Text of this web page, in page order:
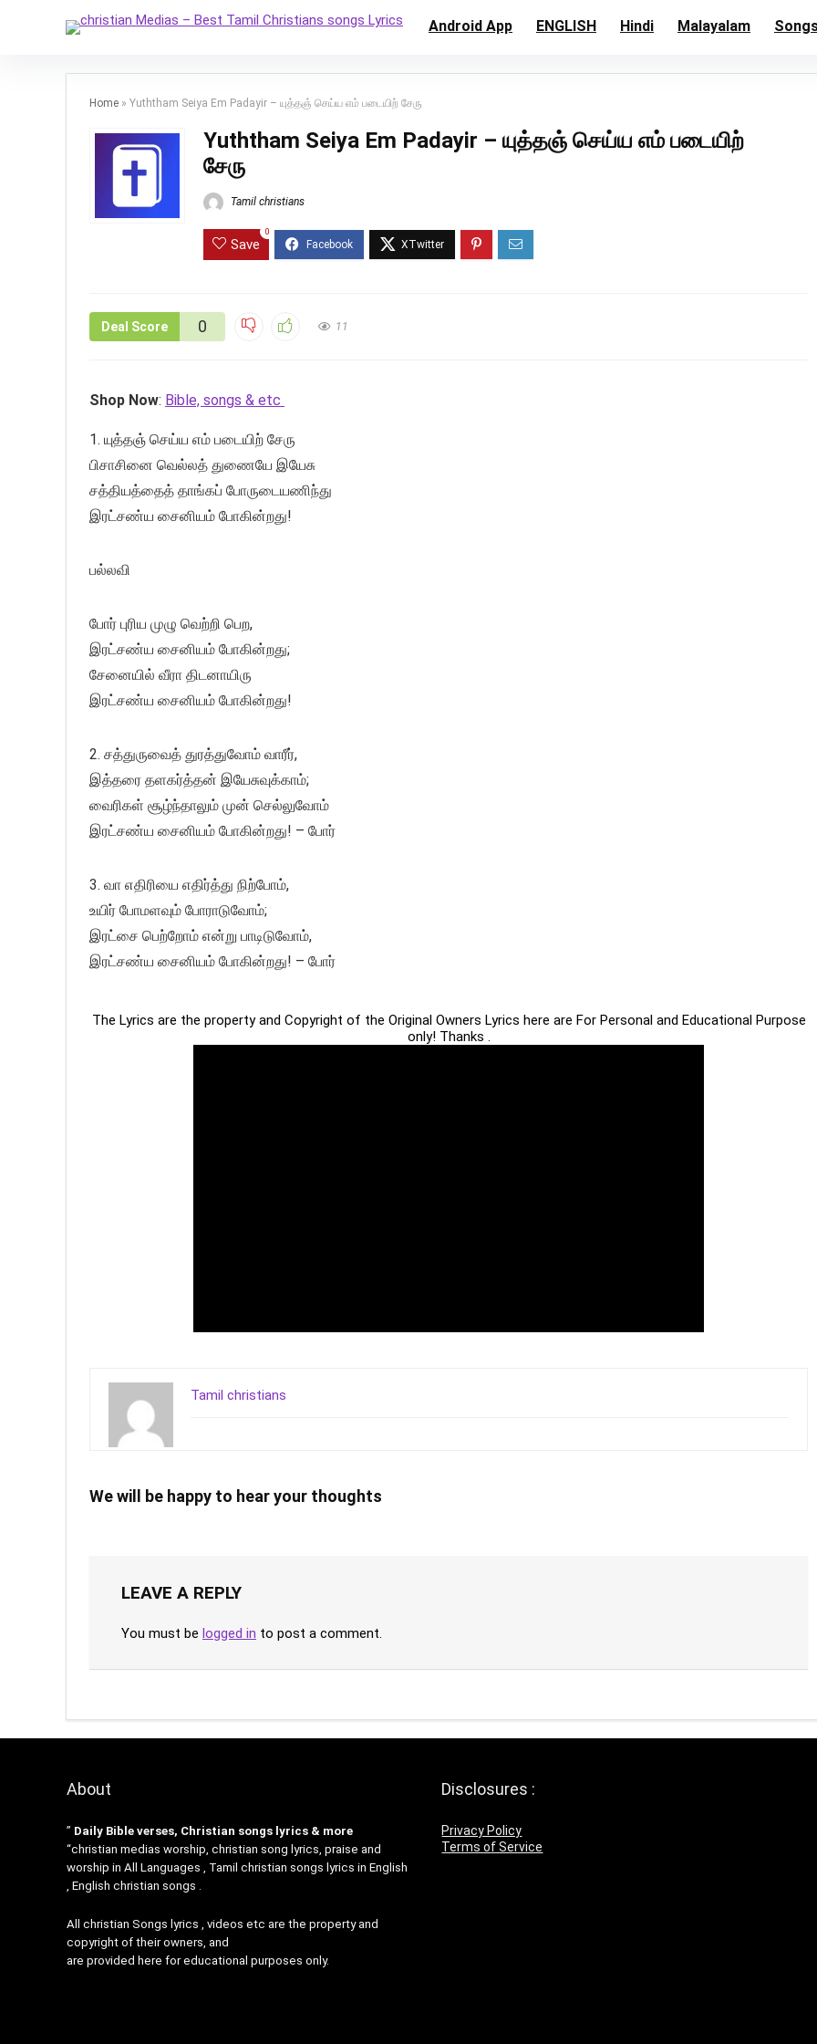
Android App ENGLISH Hindi Malayalam
Home » Yuththam Seiya Em Padayir – யுத்தஞ் செய்ய எம் படையிற் சேரு
Yuththam Seiya Em Padayir – யுத்தஞ் செய்ய எம் படையிற்
சேரு
Tamil christians
Save
0
Deal Score 0 11
Shop Now: Bible, songs & etc
1. யுத்தஞ் செய்ய எம் படையிற் சேரு
பிசாசினை வெல்லத் துணையே இயேசு
சத்தியத்தைத் தாங்கப் போருடையணிந்து
இரட்சண்ய சைனியம் போகின்றது!
பல்லவி
போர் புரிய முழு வெற்றி பெற,
இரட்சண்ய சைனியம் போகின்றது;
சேனையில் வீரா திடனாயிரு
இரட்சண்ய சைனியம் போகின்றது!
2. சத்துருவைத் துரத்துவோம் வாரீர்,
இத்தரை தளகர்த்தன் இயேசுவுக்காம்;
வைரிகள் சூழ்ந்தாலும் முன் செல்லுவோம்
இரட்சண்ய சைனியம் போகின்றது! – போர்
3. வா எதிரியை எதிர்த்து நிற்போம்,
உயிர் போமளவும் போராடுவோம்;
இரட்சை பெற்றோம் என்று பாடிடுவோம்,
இரட்சண்ய சைனியம் போகின்றது! – போர்
The Lyrics are the property and Copyright of the Original Owners Lyrics here are For Personal and Educational Purpose
only! Thanks .
Tamil christians
We will be happy to hear your thoughts
LEAVE A REPLY
You must be logged in to post a comment.
About
” Daily Bible verses, Christian songs lyrics & more
“christian medias worship, christian song lyrics, praise and
worship in All Languages , Tamil christian songs lyrics in English
, English christian songs .
All christian Songs lyrics , videos etc are the property and
copyright of their owners, and
are provided here for educational purposes only.
Disclosures :
Privacy Policy
Terms of Service